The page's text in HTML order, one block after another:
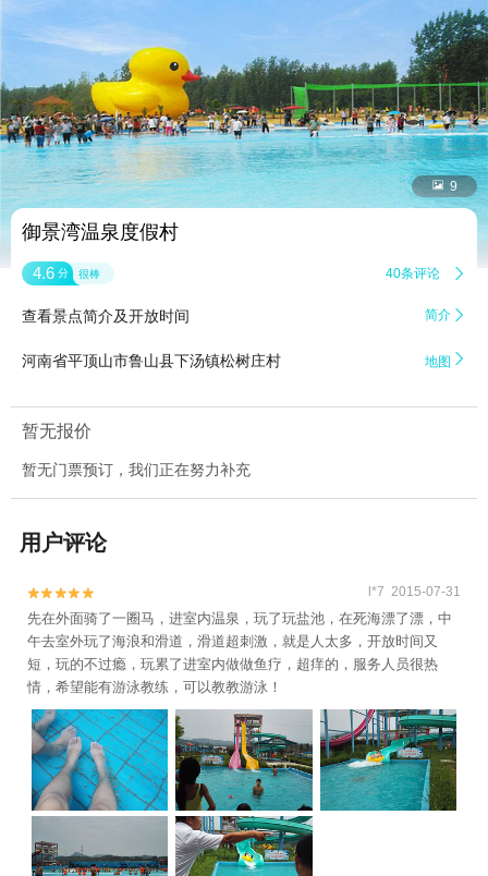
 9
御景湾温泉度假村
4.6 分 很棒 40条评论 
查看景点简介及开放时间 简介 
河南省平顶山市鲁山县下汤镇松树庄村 地图 
暂无报价
暂无门票预订，我们正在努力补充
用户评论

 l*7 2015-07-31
先在外面骑了一圈马，进室内温泉，玩了玩盐池，在死海漂了漂，中
午去室外玩了海浪和滑道，滑道超刺激，就是人太多，开放时间又
短，玩的不过瘾，玩累了进室内做做鱼疗，超痒的，服务人员很热
情，希望能有游泳教练，可以教教游泳！